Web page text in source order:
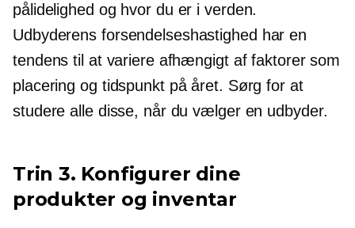
pålidelighed og hvor du er i verden.
Udbyderens forsendelseshastighed har en
tendens til at variere afhængigt af faktorer som
placering og tidspunkt på året. Sørg for at
studere alle disse, når du vælger en udbyder.
Trin 3. Konfigurer dine
produkter og inventar